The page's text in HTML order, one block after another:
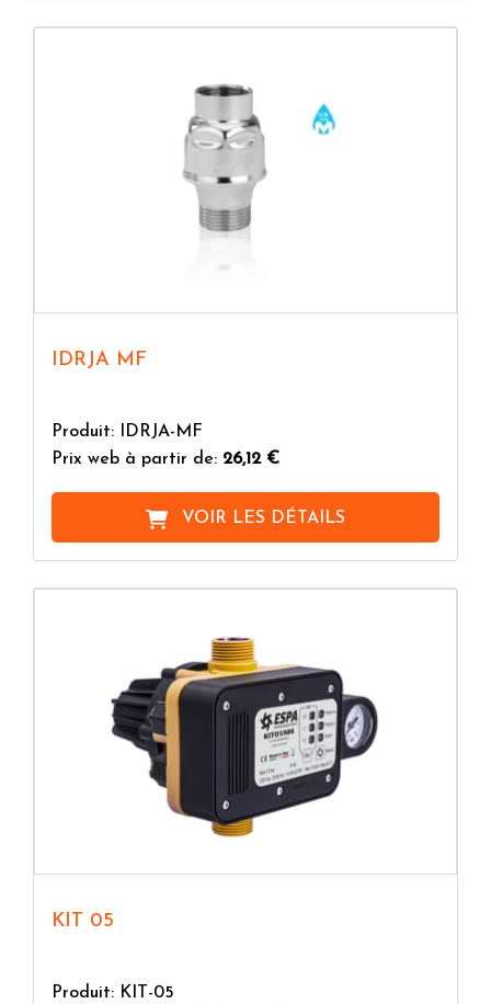
IDRJA MF
Produit: IDRJA-MF
Prix web à partir de: 26,12 €
VOIR LES DÉTAILS
KIT 05
Produit: KIT-05